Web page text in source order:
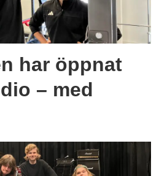
har öppnat
– med